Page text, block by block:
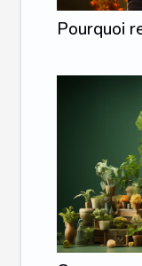
Pourquoi